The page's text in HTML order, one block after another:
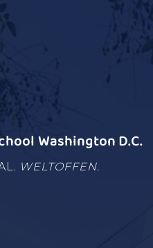
Washington D.C.
WELTOFFEN.